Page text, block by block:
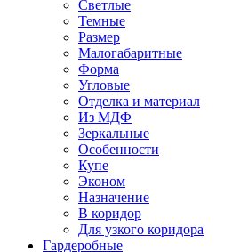
Светлые
Темные
Размер
Малогабаритные
Форма
Угловые
Отделка и материал
Из МДФ
Зеркальные
Особенности
Купе
Эконом
Назначение
В коридор
Для узкого коридора
Гардеробные